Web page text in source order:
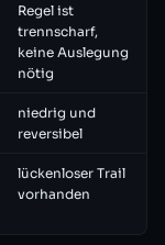
Regel ist
trennscharf,
keine Auslegung
nötig
niedrig und
reversibel
lückenloser Trail
vorhanden